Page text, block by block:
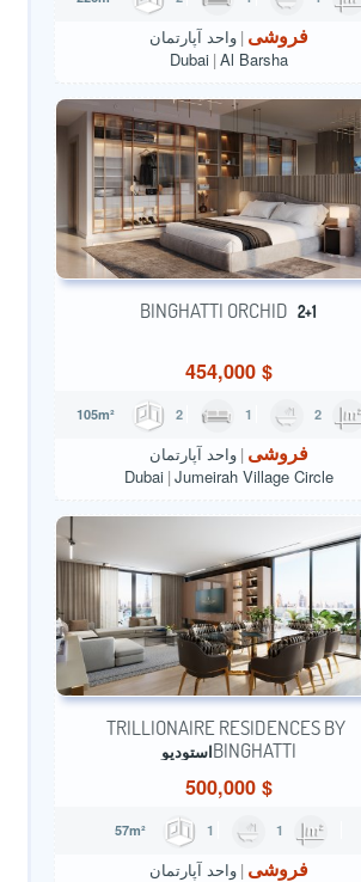
فروشی واحد آپارتمان
Dubai Al Barsha
BINGHATTI ORCHID 2+1
$
454,000
2 1 2
فروشی واحد آپارتمان
Dubai Jumeirah Village Circle
TRILLIONAIRE RESIDENCES BY
BINGHATTIاستودیو
$
500,000
1 1
فروشی واحد آپارتمان